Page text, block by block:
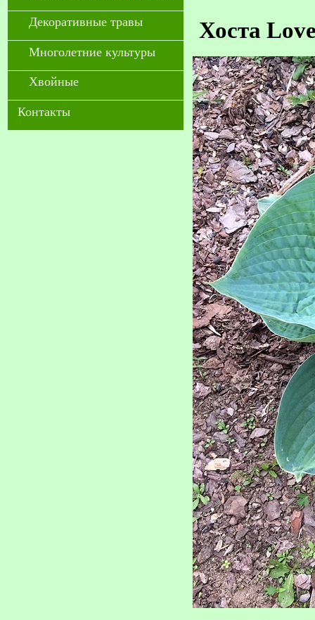
Декоративные травы
Многолетние культуры
Хвойные
Контакты
Хоста